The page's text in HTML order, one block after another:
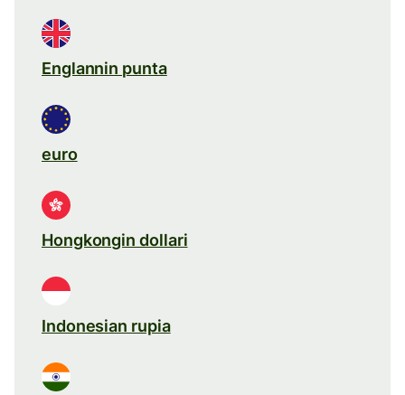
Englannin punta
euro
Hongkongin dollari
Indonesian rupia